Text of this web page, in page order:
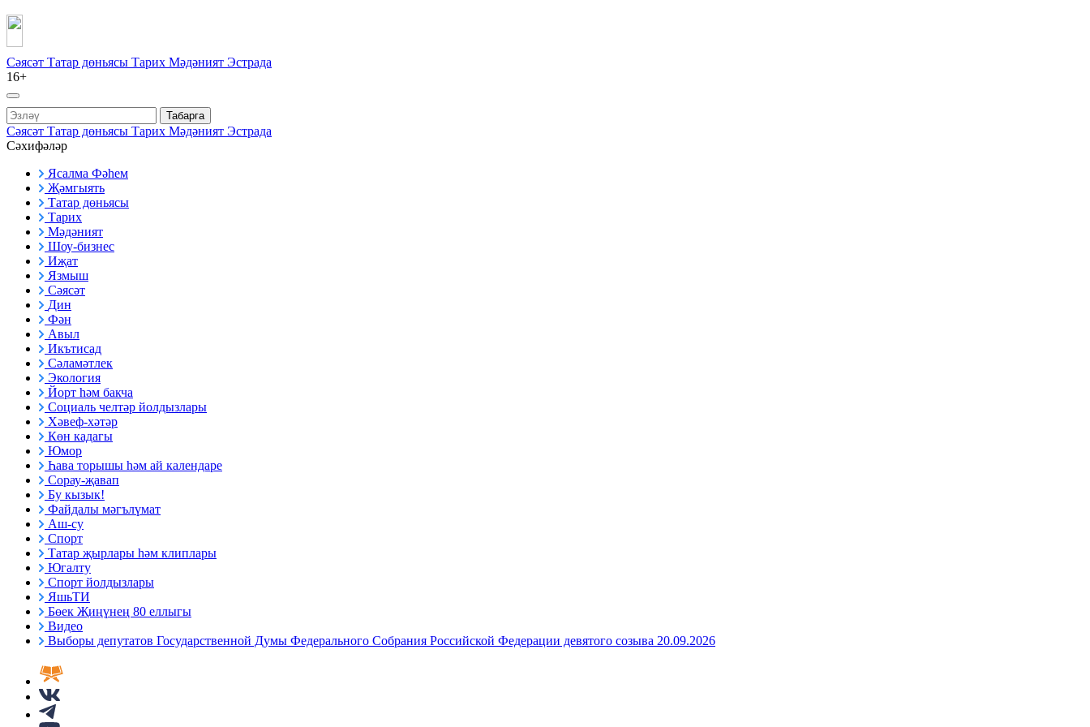
Сәясәт Татар дөньясы Тарих Мәдәният Эстрада
16+
Табарга
Сәясәт Татар дөньясы Тарих Мәдәният Эстрада
Сәхифәләр
Ясалма Фәһем
Җәмгыять
Татар дөньясы
Тарих
Мәдәният
Шоу-бизнес
Иҗат
Язмыш
Сәясәт
Дин
Фән
Авыл
Икътисад
Сәламәтлек
Экология
Йорт һәм бакча
Социаль челтәр йолдызлары
Хәвеф-хәтәр
Көн кадагы
Юмор
Һава торышы һәм ай календаре
Сорау-җавап
Бу кызык!
Файдалы мәгълүмат
Аш-су
Спорт
Татар җырлары һәм клиплары
Югалту
Спорт йолдызлары
ЯшьТИ
Бөек Җиңүнең 80 еллыгы
Видео
Выборы депутатов Государственной Думы Федерального Собрания Российской Федерации девятого созыва 20.09.2026